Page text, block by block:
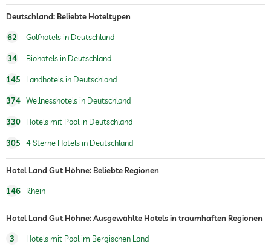
Deutschland: Beliebte Hoteltypen
62 Golfhotels in Deutschland
34 Biohotels in Deutschland
145 Landhotels in Deutschland
374 Wellnesshotels in Deutschland
330 Hotels mit Pool in Deutschland
305 4 Sterne Hotels in Deutschland
Hotel Land Gut Höhne: Beliebte Regionen
146 Rhein
Hotel Land Gut Höhne: Ausgewählte Hotels in traumhaften Regionen
3 Hotels mit Pool im Bergischen Land